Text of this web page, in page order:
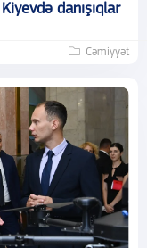
danışıqlar
Cəmiyyət